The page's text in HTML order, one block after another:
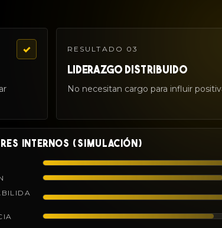
✓
RESULTADO 03
LIDERAZGO DISTRIBUIDO
No necesitan cargo para influir
INTERNOS (SIMULACIÓN)